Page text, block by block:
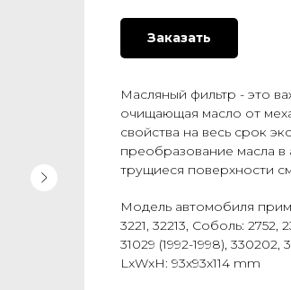
Заказать
Масляный фильтр - это
очищающая масло от
свойства на весь срок
преобразование масла в
трущиеся поверхности
Модель автомобиля
3221, 32213, Соболь: 2752,
31029 (1992-1998), 330202,
LxWxH: 93x93x114 mm